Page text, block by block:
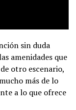
sin duda
amenidades que
otro escenario,
más de lo
a lo que ofrece